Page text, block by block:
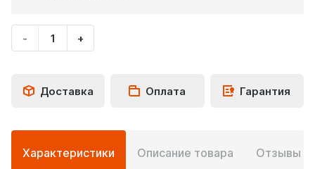
-
Укажите
количество
+
Доставка Оплата Гарантия
Подробная
информация
Характеристики Описание товара Отзывы